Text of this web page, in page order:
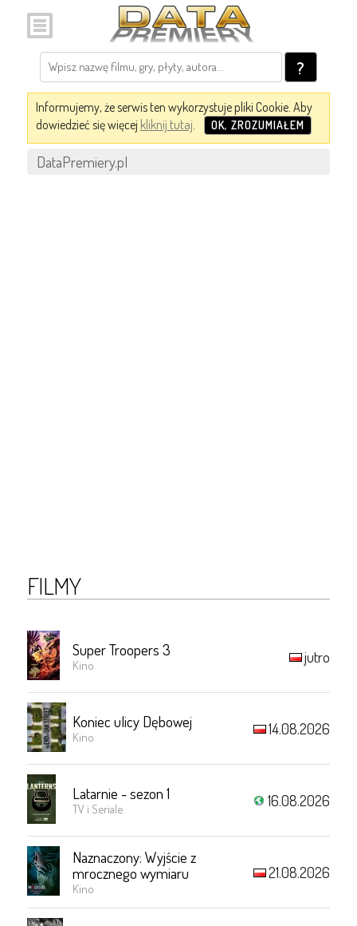
?
Informujemy, że serwis ten wykorzystuje pliki Cookie. Aby
dowiedzieć się więcej kliknij tutaj. OK, ZROZUMIAŁEM
DataPremiery.pl
FILMY
Super Troopers 3
Kino jutro
Koniec ulicy Dębowej
Kino 14.08.2026
Latarnie - sezon 1
TV i Seriale 16.08.2026
Naznaczony: Wyjście z
mrocznego wymiaru
Kino
21.08.2026